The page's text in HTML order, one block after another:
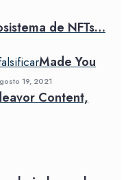
de NFTs…
Made You
19, 2021
Content,